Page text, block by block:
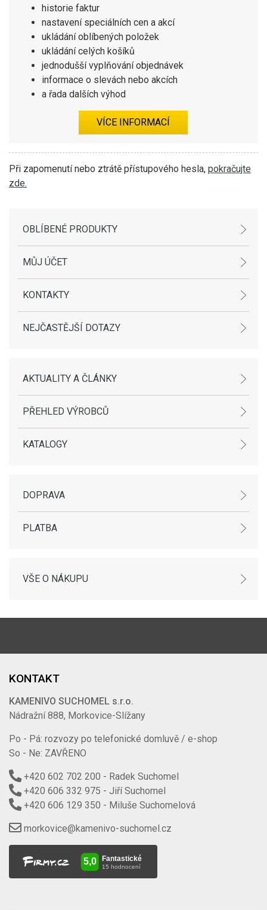
historie faktur
nastavení speciálních cen a akcí
ukládání oblíbených položek
ukládání celých košíků
jednodušší vyplňování objednávek
informace o slevách nebo akcích
a řada dalších výhod
VÍCE INFORMACÍ
Při zapomenutí nebo ztrátě přístupového hesla, pokračujte
zde.
OBLÍBENÉ PRODUKTY
MŮJ ÚČET
KONTAKTY
NEJČASTĚJŠÍ DOTAZY
AKTUALITY A ČLÁNKY
PŘEHLED VÝROBCŮ
KATALOGY
DOPRAVA
PLATBA
VŠE O NÁKUPU
KONTAKT
KAMENIVO SUCHOMEL s.r.o.
Nádražní 888, Morkovice-Slížany
Po - Pá: rozvozy po telefonické domluvě / e-shop
So - Ne: ZAVŘENO
+420 602 702 200 - Radek Suchomel
+420 606 332 975 - Jiří Suchomel
+420 606 129 350 - Miluše Suchomelová
morkovice@kamenivo-suchomel.cz